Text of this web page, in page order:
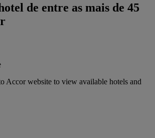
de entre as mais de 45
Accor website to view available hotels and